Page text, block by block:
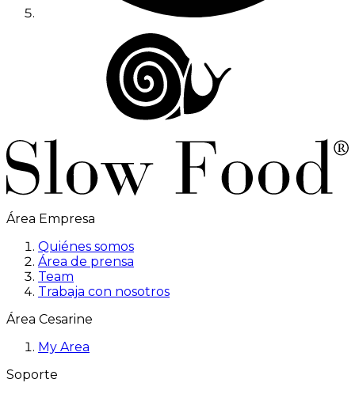
Área Empresa
Quiénes somos
Área de prensa
Team
Trabaja con nosotros
Área Cesarine
My Area
Soporte